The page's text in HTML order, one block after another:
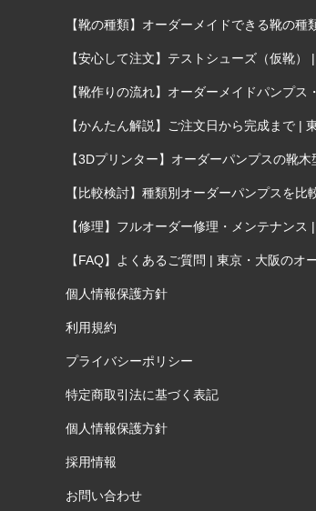
【靴の種類】オーダーメイドできる靴の
【安心して注文】テストシューズ（仮靴
【靴作りの流れ】オーダーメイドパンプ
【かんたん解説】ご注文日から完成まで |
【3Dプリンター】オーダーパンプスの靴
【比較検討】種類別オーダーパンプスを
【修理】フルオーダー修理・メンテナン
【FAQ】よくあるご質問 | 東京・大阪の
個人情報保護方針
利用規約
プライバシーポリシー
特定商取引法に基づく表記
個人情報保護方針
採用情報
お問い合わせ